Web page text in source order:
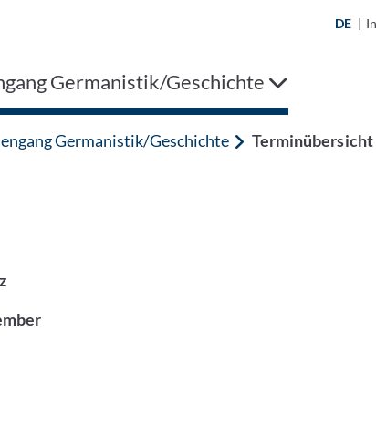
DE |
Germanistik/Geschichte
Germanistik/Geschichte Terminübersicht